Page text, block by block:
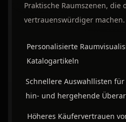
Praktische Raumszenen, die
vertrauenswürdiger machen.
Personalisierte
Katalogartikeln
Schnellere Auswahllisten
hin- und hergehende
Höheres Käufervertrauen